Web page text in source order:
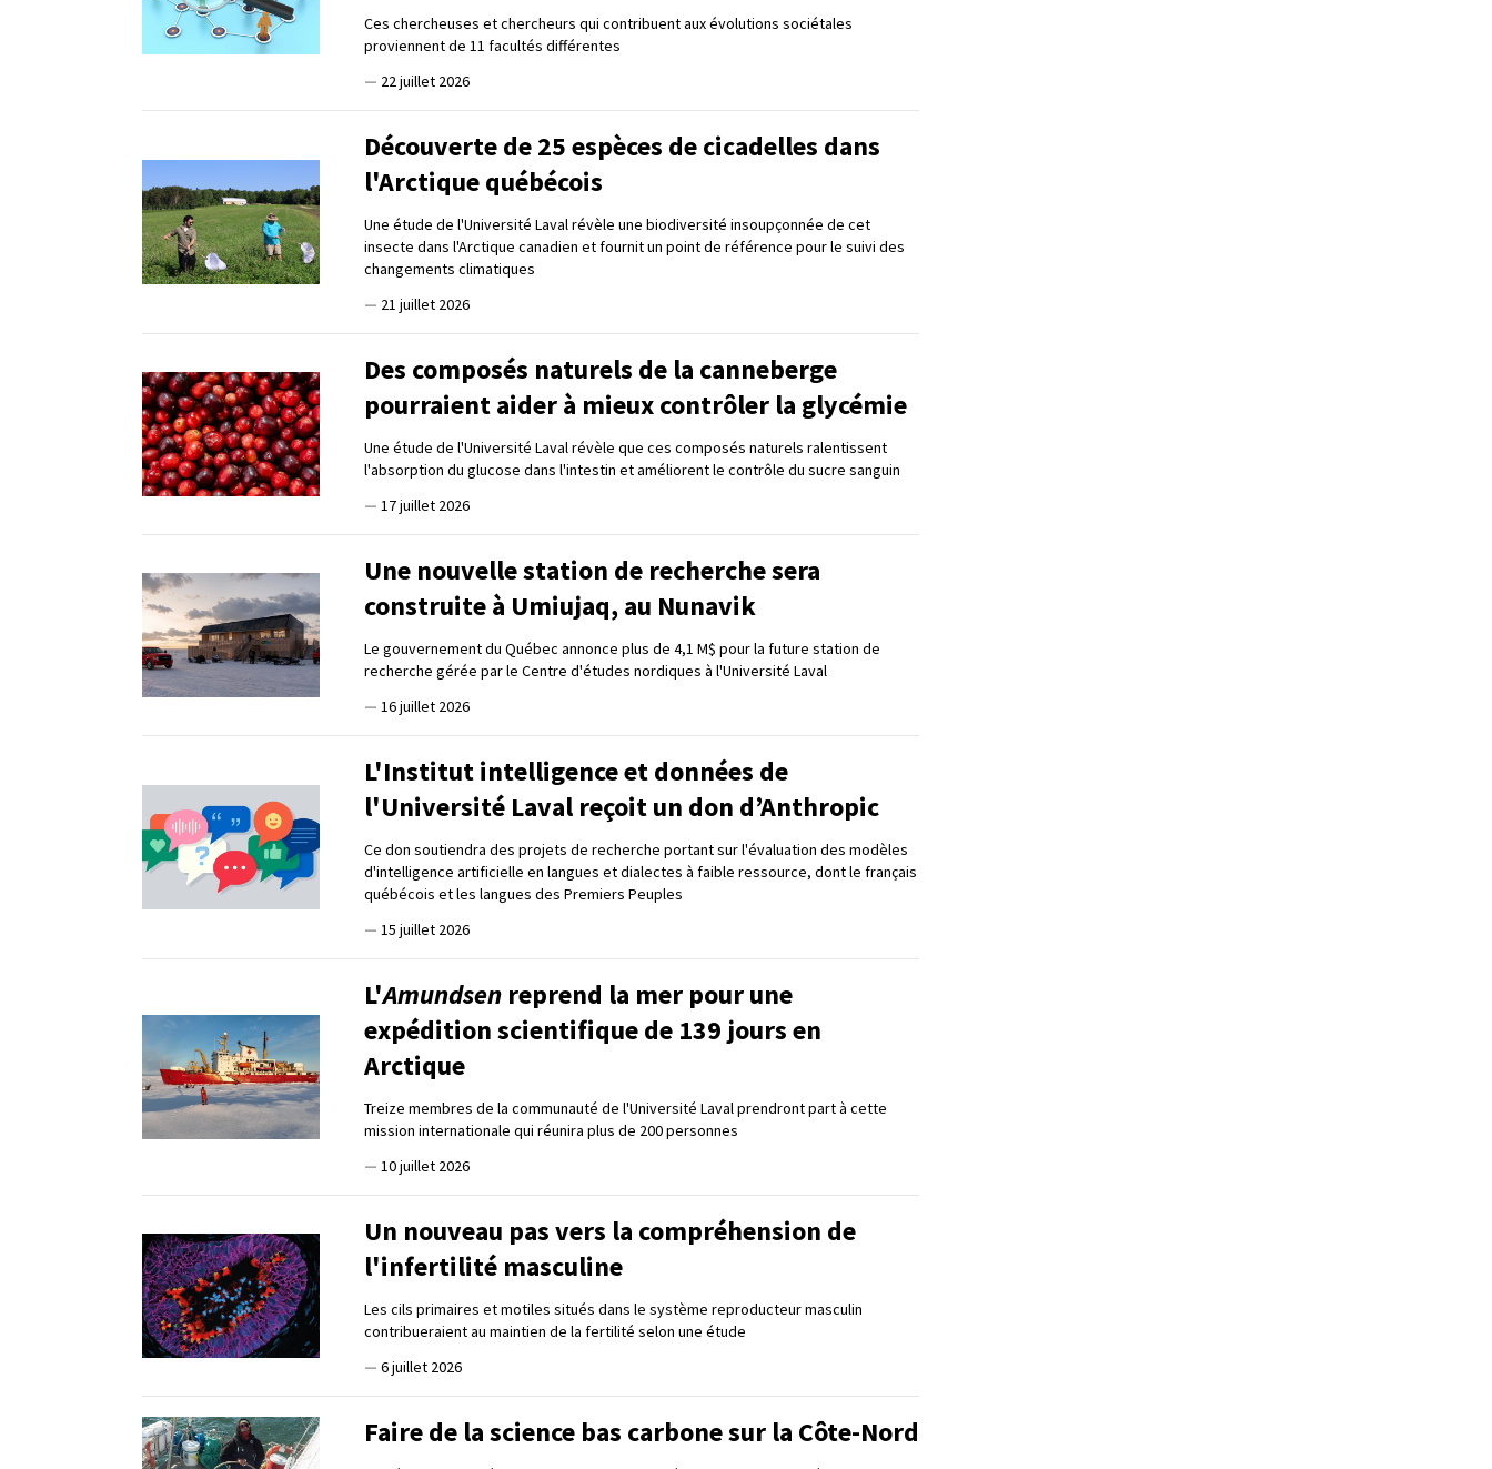
Ces chercheuses et chercheurs qui contribuent aux évolutions sociétales
proviennent de 11 facultés différentes
— 22 juillet 2026
Découverte de 25 espèces de cicadelles dans
l'Arctique québécois
Une étude de l'Université Laval révèle une biodiversité insoupçonnée de cet
insecte dans l'Arctique canadien et fournit un point de référence pour le suivi des
changements climatiques
— 21 juillet 2026
Des composés naturels de la canneberge
pourraient aider à mieux contrôler la glycémie
Une étude de l'Université Laval révèle que ces composés naturels ralentissent
l'absorption du glucose dans l'intestin et améliorent le contrôle du sucre sanguin
— 17 juillet 2026
Une nouvelle station de recherche sera
construite à Umiujaq, au Nunavik
Le gouvernement du Québec annonce plus de 4,1 M$ pour la future station de
recherche gérée par le Centre d'études nordiques à l'Université Laval
— 16 juillet 2026
L'Institut intelligence et données de
l'Université Laval reçoit un don d’Anthropic
Ce don soutiendra des projets de recherche portant sur l'évaluation des modèles
d'intelligence artificielle en langues et dialectes à faible ressource, dont le français
québécois et les langues des Premiers Peuples
— 15 juillet 2026
L'Amundsen reprend la mer pour une
expédition scientifique de 139 jours en
Arctique
Treize membres de la communauté de l'Université Laval prendront part à cette
mission internationale qui réunira plus de 200 personnes
— 10 juillet 2026
Un nouveau pas vers la compréhension de
l'infertilité masculine
Les cils primaires et motiles situés dans le système reproducteur masculin
contribueraient au maintien de la fertilité selon une étude
— 6 juillet 2026
Faire de la science bas carbone sur la Côte-Nord